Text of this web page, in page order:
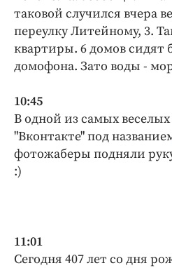
таковой случился вчера
переулку Литейному, 3.
квартиры. 6 домов сидят
домофона. Зато воды -
10:45
В одной из самых
"Вконтакте" под
фотожаберы подняли
:)
11:01
Сегодня 407 лет со дня